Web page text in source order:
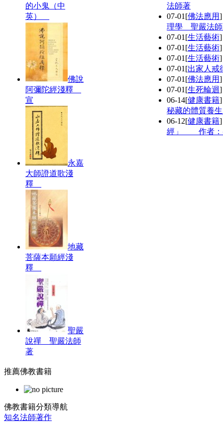
的小鬼（中
英）
佛說
阿彌陀經淺釋
宣
永嘉
大師證道歌淺
釋
地藏
菩薩本願經淺
釋
聖嚴
說禪 聖嚴法師
著
法師著
07-01 [佛法應用
理學 聖嚴法
07-01 [生活藝術
07-01 [生活藝術
07-01 [生活藝術
07-01 [出家人戒
07-01 [佛法應用
07-01 [生死輪迴
06-14[健康書籍
秘藏的體質養
06-12[健康書籍
經」 作者：
推薦佛教書籍
佛教書籍分類導航
知名法師著作